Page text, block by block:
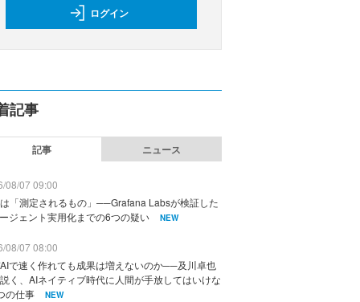
ログイン
記事
記事 ニュース
08/07 09:00
「測定されるもの」──Grafana Labsが検証した
ジェント実用化までの6つの疑い
NEW
08/07 08:00
で速く作れても成果は増えないのか──及川卓也
く、AIネイティブ時代に人間が手放してはいけな
の仕事
NEW